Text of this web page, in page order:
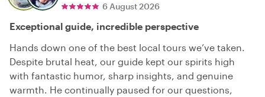
6 August 2026
Exceptional guide, incredible perspective
Hands down one of the best local tours we’ve taken.
Despite brutal heat, our guide kept our spirits high
with fantastic humor, sharp insights, and genuine
warmth. He continually paused for our questions,